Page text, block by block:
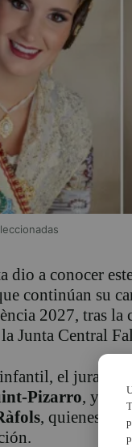
dio a conocer
continúan su
2027, tras la
Junta Central
el jurado
Pizarro, y a
, quienes